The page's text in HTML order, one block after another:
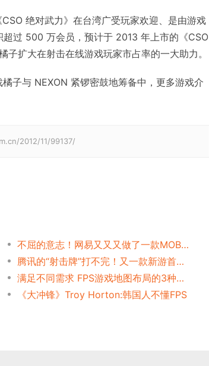
绝对武力》在台湾广受玩家欢迎、是由游戏
过 500 万会员，预计于 2013 年上市的《CSO
扩大在射击在线游戏玩家市占率的一大助力。
子与 NEXON 紧锣密鼓地筹备中，更多游戏介
2012/11/99137/
不屈的意志！网易又又又做了一款MOBA手游……
腾讯的“射击牌”打不完！又一款新游首爆，锁死「PvEvP猎杀夺宝」新赛道
满足不同需求 FPS游戏地图布局的3种设计方法
《大冲锋》Troy Horton:韩国人不懂FPS